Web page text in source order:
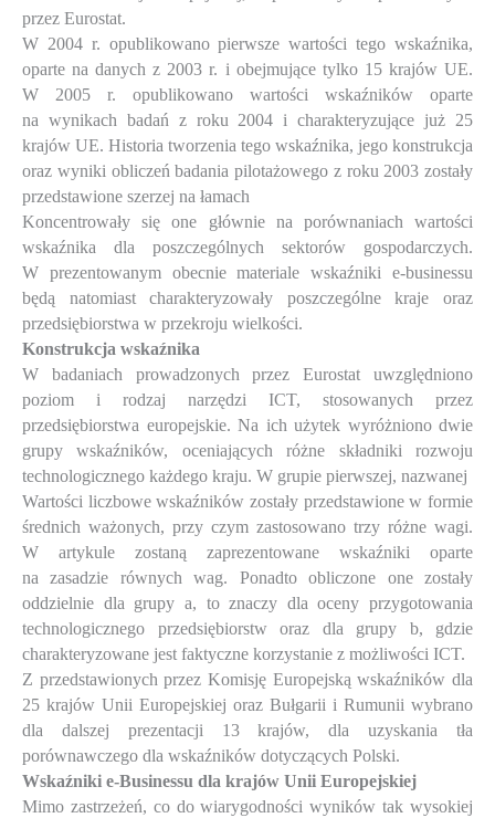
przez Eurostat.
W 2004 r. opublikowano pierwsze wartości tego wskaźnika,
oparte na danych z 2003 r. i obejmujące tylko 15 krajów UE.
W 2005 r. opublikowano wartości wskaźników oparte
na wynikach badań z roku 2004 i charakteryzujące już 25
krajów UE. Historia tworzenia tego wskaźnika, jego konstrukcja
oraz wyniki obliczeń badania pilotażowego z roku 2003 zostały
przedstawione szerzej na łamach
Koncentrowały się one głównie na porównaniach wartości
wskaźnika dla poszczególnych sektorów gospodarczych.
W prezentowanym obecnie materiale wskaźniki e-businessu
będą natomiast charakteryzowały poszczególne kraje oraz
przedsiębiorstwa w przekroju wielkości.
Konstrukcja wskaźnika
W badaniach prowadzonych przez Eurostat uwzględniono
poziom i rodzaj narzędzi ICT, stosowanych przez
przedsiębiorstwa europejskie. Na ich użytek wyróżniono dwie
grupy wskaźników, oceniających różne składniki rozwoju
technologicznego każdego kraju. W grupie pierwszej, nazwanej
Wartości liczbowe wskaźników zostały przedstawione w formie
średnich ważonych, przy czym zastosowano trzy różne wagi.
W artykule zostaną zaprezentowane wskaźniki oparte
na zasadzie równych wag. Ponadto obliczone one zostały
oddzielnie dla grupy a, to znaczy dla oceny przygotowania
technologicznego przedsiębiorstw oraz dla grupy b, gdzie
charakteryzowane jest faktyczne korzystanie z możliwości ICT.
Z przedstawionych przez Komisję Europejską wskaźników dla
25 krajów Unii Europejskiej oraz Bułgarii i Rumunii wybrano
dla dalszej prezentacji 13 krajów, dla uzyskania tła
porównawczego dla wskaźników dotyczących Polski.
Wskaźniki e-Businessu dla krajów Unii Europejskiej
Mimo zastrzeżeń, co do wiarygodności wyników tak wysokiej